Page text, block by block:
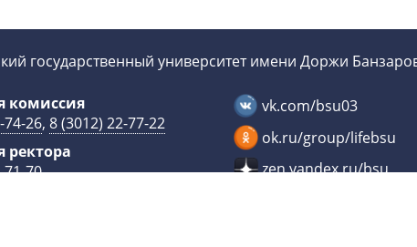
государственный университет имени Доржи
комиссия
74-26, 8 (3012) 22-77-22
ректора
71-70
vk.com/bsu03
ok.ru/group/lifebsu
zen.yandex.ru/bsu